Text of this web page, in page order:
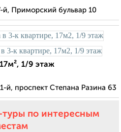
Приморский бульвар 10
1/9 этаж
й, проспект Степана Разина 63
туры по интересным